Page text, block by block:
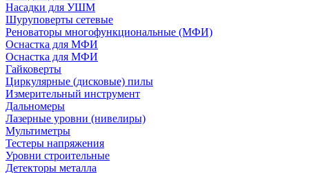
Насадки для УШМ
Шуруповерты сетевые
Реноваторы многофункциональные (МФИ)
Оснастка для МФИ
Оснастка для МФИ
Гайковерты
Циркулярные (дисковые) пилы
Измерительный инструмент
Дальномеры
Лазерные уровни (нивелиры)
Мультиметры
Тестеры напряжения
Уровни строительные
Детекторы металла